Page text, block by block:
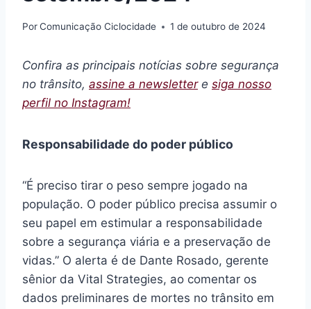
PorComunicação Ciclocidade 1 de outubro de 2024
Confira as principais notícias sobre segurança
no trânsito, assine a newslettere siga nosso
perfil no Instagram!
Responsabilidade do poder público
“É preciso tirar o peso sempre jogado na
população. O poder público precisa assumir o
seu papel em estimular a responsabilidade
sobre a segurança viária e a preservação de
vidas.” O alerta é de Dante Rosado, gerente
sênior da Vital Strategies, ao comentar os
dados preliminares de mortes no trânsito em